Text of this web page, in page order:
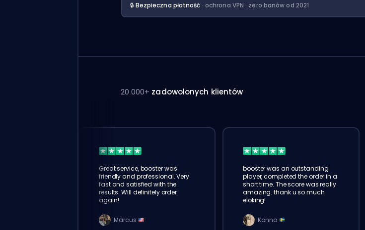
🔒 Bezpieczna płatność · ochrona VPN · zero banów od 2021
20 000+ zadowolonych klientów
Great service, booster was
friendly and professional. Very
fast and satisfied with the
results. Will definitely order
again!
Marcus
booster was an outstanding
player, completed the order in a
short time. The score was really
amazing. thank u so much
eloking!
Konno